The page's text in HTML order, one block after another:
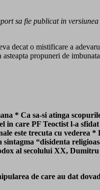
sa fie publicat in
decat o mistificare a
propuneri de
* Ca sa-si atinga
care PF Teoctist l-a
este trecuta cu vederea
“disidenta
al secolului XX,
de care au dat